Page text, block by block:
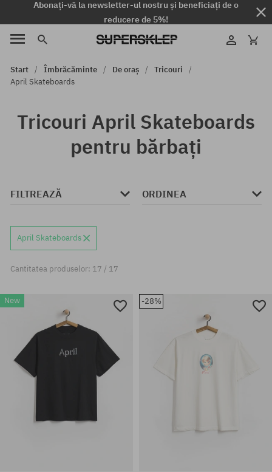
Abonați-vă la newsletter-ul nostru și beneficiați de o
reducere de 5%!
Start Îmbrăcăminte De oraș
Tricouri
April Skateboards
Tricouri April Skateboards
pentru bărbați
FILTREAZĂ ORDINEA
April Skateboards
Cantitatea produselor: 17 / 17
New -28%